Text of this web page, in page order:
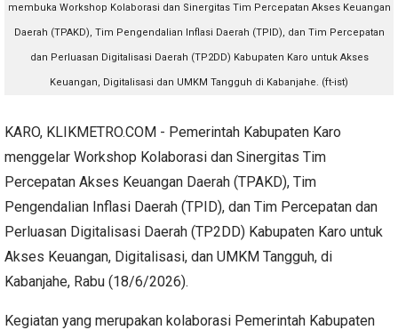
membuka Workshop Kolaborasi dan Sinergitas Tim Percepatan Akses Keuangan
Daerah (TPAKD), Tim Pengendalian Inflasi Daerah (TPID), dan Tim Percepatan
dan Perluasan Digitalisasi Daerah (TP2DD) Kabupaten Karo untuk Akses
Keuangan, Digitalisasi dan UMKM Tangguh di Kabanjahe. (ft-ist)
KARO, KLIKMETRO.COM - Pemerintah Kabupaten Karo
menggelar Workshop Kolaborasi dan Sinergitas Tim
Percepatan Akses Keuangan Daerah (TPAKD), Tim
Pengendalian Inflasi Daerah (TPID), dan Tim Percepatan dan
Perluasan Digitalisasi Daerah (TP2DD) Kabupaten Karo untuk
Akses Keuangan, Digitalisasi, dan UMKM Tangguh, di
Kabanjahe, Rabu (18/6/2026).
Kegiatan yang merupakan kolaborasi Pemerintah Kabupaten